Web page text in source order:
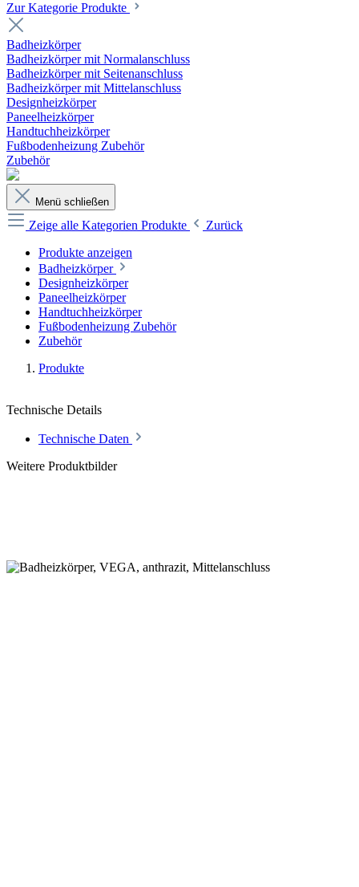
Zur Kategorie Produkte
Badheizkörper
Badheizkörper mit Normalanschluss
Badheizkörper mit Seitenanschluss
Badheizkörper mit Mittelanschluss
Designheizkörper
Paneelheizkörper
Handtuchheizkörper
Fußbodenheizung Zubehör
Zubehör
Menü schließen
Zeige alle Kategorien Produkte
Zurück
Produkte anzeigen
Badheizkörper
Designheizkörper
Paneelheizkörper
Handtuchheizkörper
Fußbodenheizung Zubehör
Zubehör
Produkte
Technische Details
Technische Daten
Weitere Produktbilder